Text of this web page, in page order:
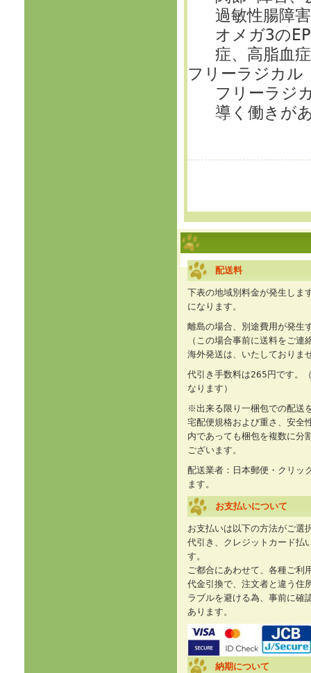
過敏性腸障
オメガ3の
症、高脂血
フリーラジカ
フリーラジ
導く働きが
配送料
下表の地域別料金が発生し
になります。
離島の場合、別途費用が発生
（この場合事前に送料をご連
海外発送は、いたしておりま
代引き手数料は265円です。
なります）
※出来る限り一梱包での配送
宅配便規格および重さ、安全
内であっても梱包を複数に分
ございます。
配送業者：日本郵便・クリッ
ます。
お支払いについて
お支払いは以下の方法がご選
代引き、クレジットカード払
す。
ご都合にあわせて、各種ご利
代金引換で、注文者と違う住
ラブルを避ける為、事前に確
あります。
納期について